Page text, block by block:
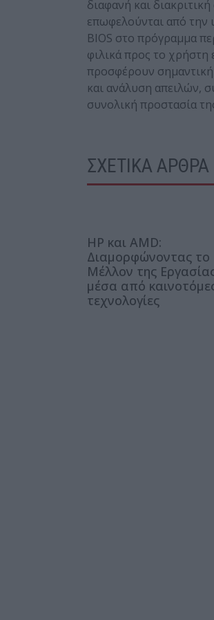
διαφανή και
επωφελούνται από την
BIOS στο πρόγραμμα
φιλικά προς το
προσφέρουν σημαντική
και ανάλυση απειλών,
συνολική προστασία
ΣΧΕΤΙΚΑ ΑΡΘΡΑ
HP και AMD:
Διαμορφώνοντας το
Μέλλον της
μέσα από
τεχνολογίες